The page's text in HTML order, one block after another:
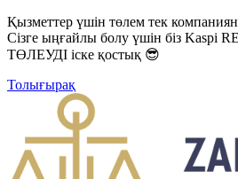
Қызметтер үшін төлем тек
Сізге ыңғайлы болу үшін біз Kaspi
ТӨЛЕУДІ іске қостық 😎
Толығырақ